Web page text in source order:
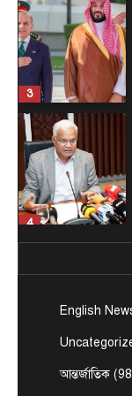
4
English
আন্তর্জাতিক